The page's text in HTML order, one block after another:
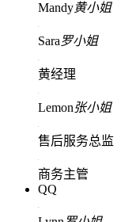
Mandy黄小姐
Sara罗小姐
黄经理
Lemon张小姐
售后服务总监
商务主管
QQ